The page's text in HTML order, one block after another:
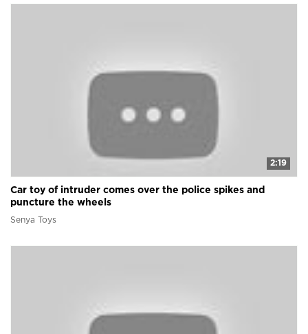
2:19
Car toy of intruder comes over the police spikes and
puncture the wheels
Senya Toys